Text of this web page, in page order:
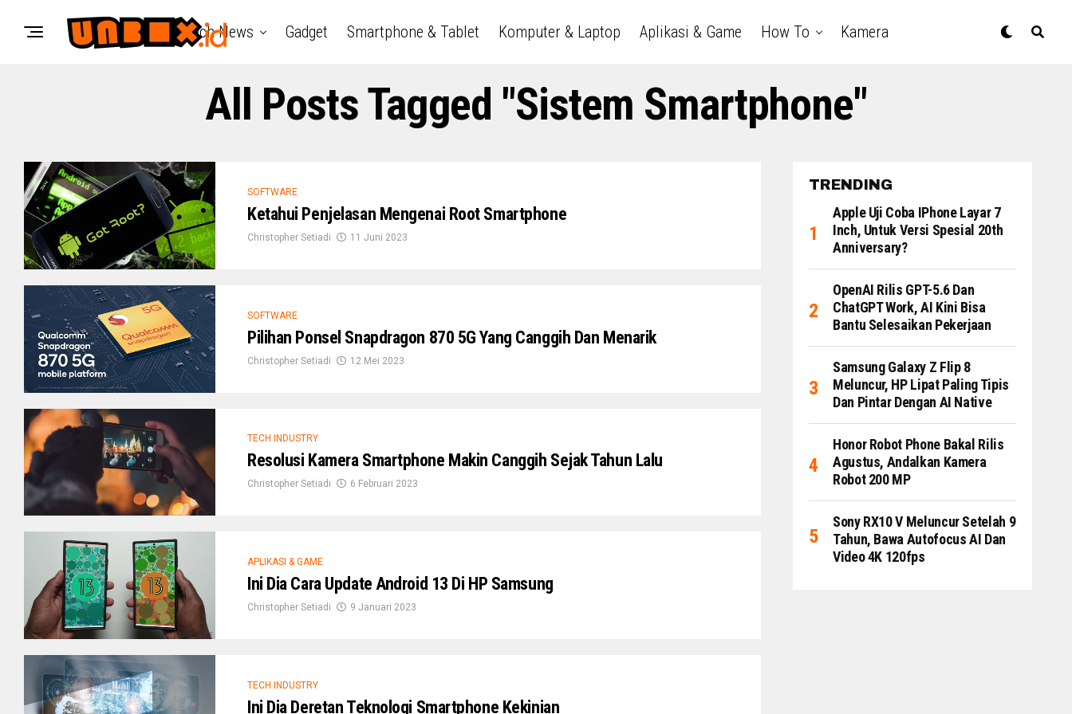
Tech News Gadget Smartphone & Tablet Komputer & Laptop Aplikasi & Game How To Kamera
All Posts Tagged "Sistem Smartphone"
SOFTWARE
Ketahui Penjelasan Mengenai Root Smartphone
Christopher Setiadi 11 Juni 2023
SOFTWARE
Pilihan Ponsel Snapdragon 870 5G Yang Canggih Dan Menarik
Christopher Setiadi 12 Mei 2023
TECH INDUSTRY
Resolusi Kamera Smartphone Makin Canggih Sejak Tahun Lalu
Christopher Setiadi 6 Februari 2023
APLIKASI & GAME
Ini Dia Cara Update Android 13 Di HP Samsung
Christopher Setiadi 9 Januari 2023
TECH INDUSTRY
Ini Dia Deretan Teknologi Smartphone Kekinian
TRENDING
Apple Uji Coba IPhone Layar 7
Inch, Untuk Versi Spesial 20th
Anniversary?
OpenAI Rilis GPT-5.6 Dan
ChatGPT Work, AI Kini Bisa
Bantu Selesaikan Pekerjaan
Samsung Galaxy Z Flip 8
Meluncur, HP Lipat Paling Tipis
Dan Pintar Dengan AI Native
Honor Robot Phone Bakal Rilis
Agustus, Andalkan Kamera
Robot 200 MP
Sony RX10 V Meluncur Setelah 9
Tahun, Bawa Autofocus AI Dan
Video 4K 120fps